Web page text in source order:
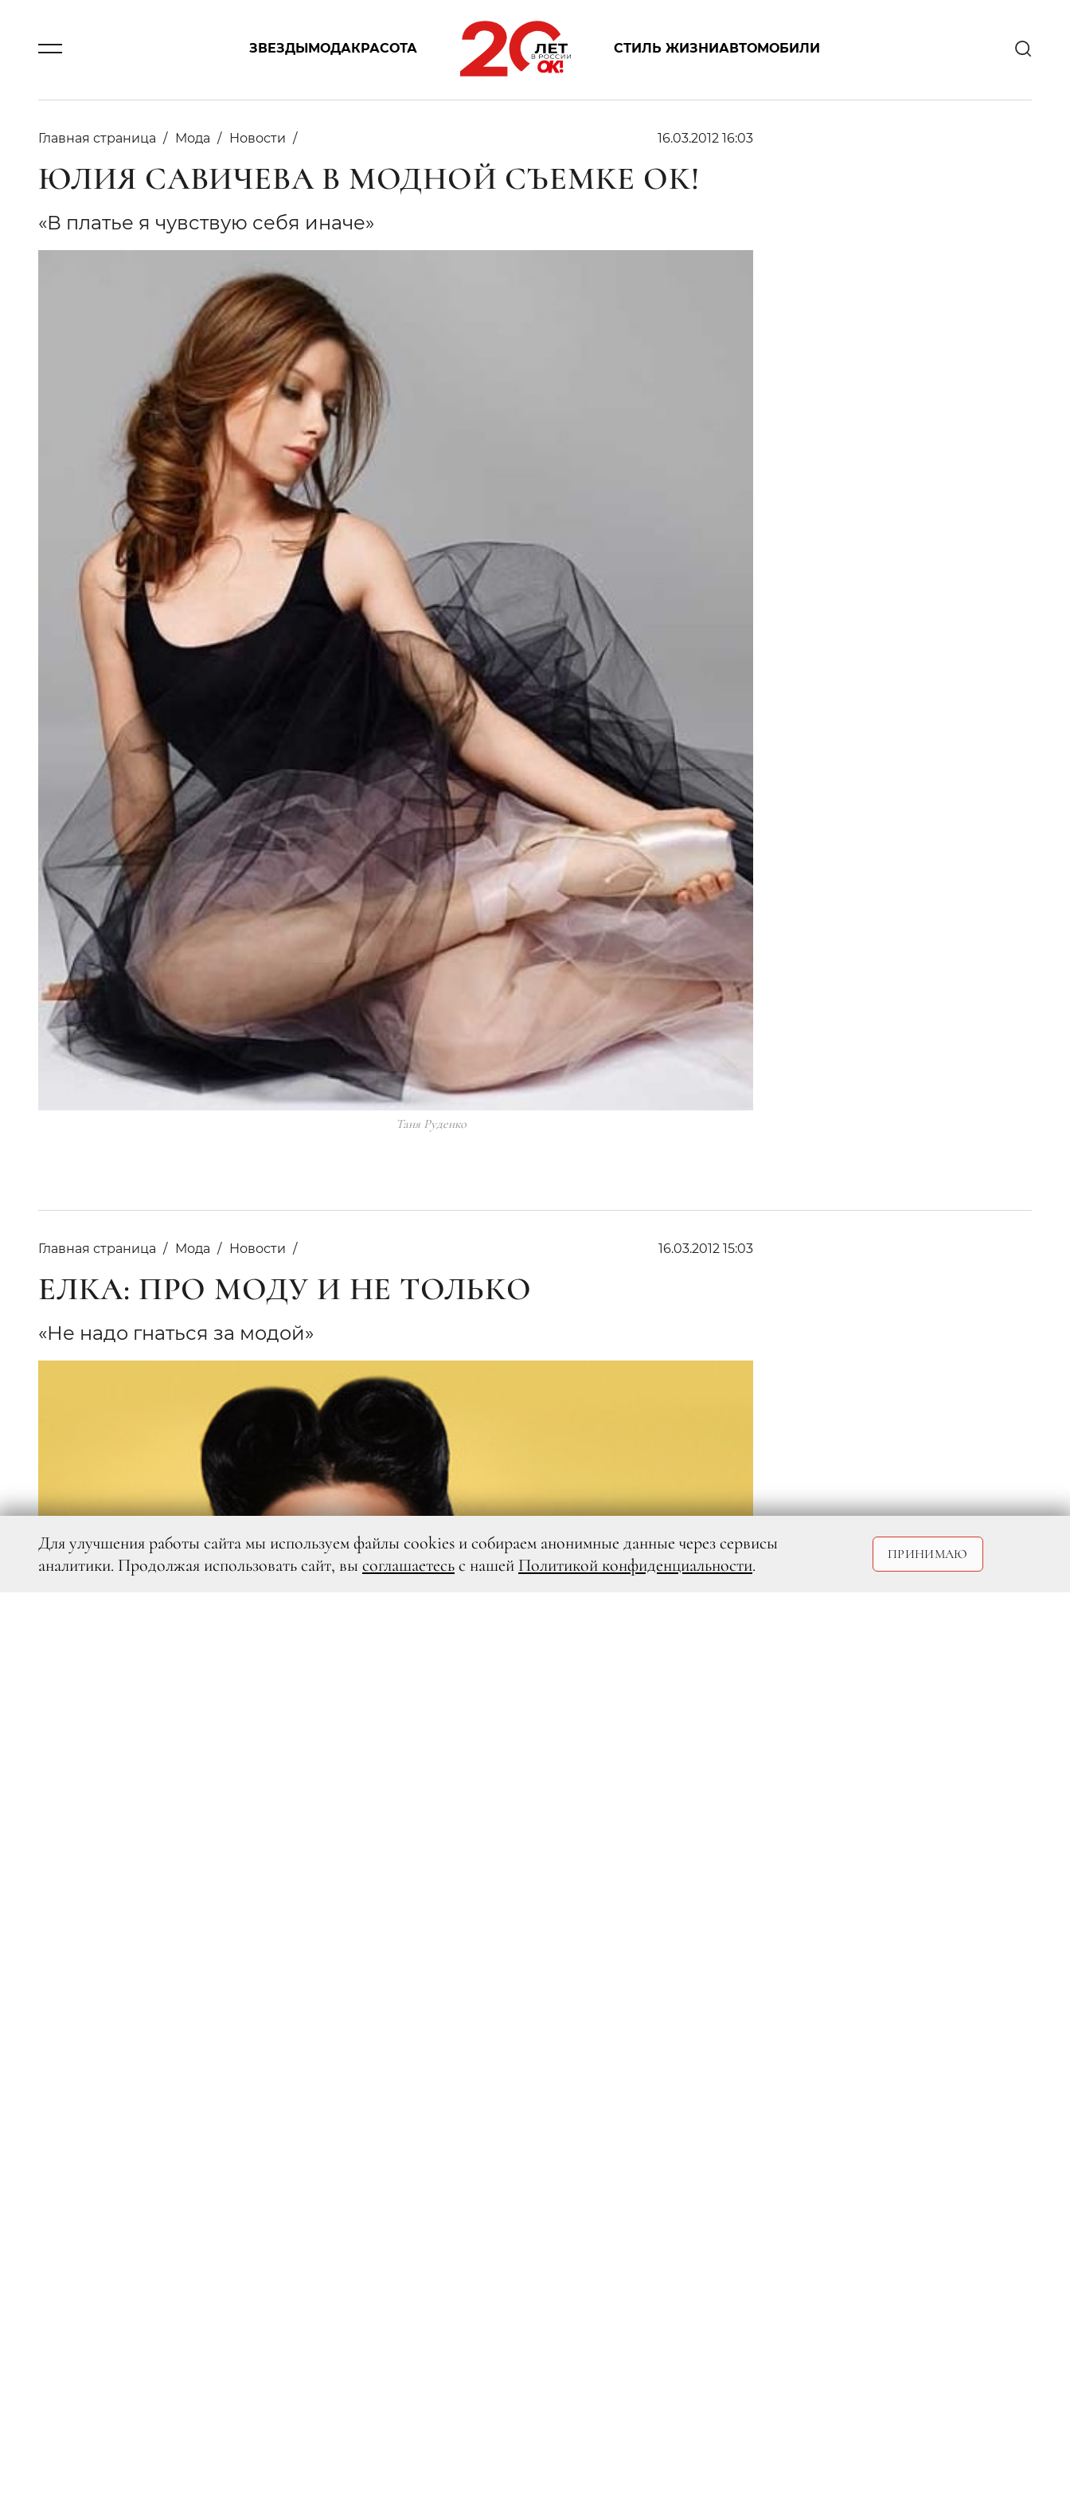
ЗВЕЗДЫМОДАКРАСОТА СТИЛЬ ЖИЗНИАВТОМОБИЛИ
Главная страница Мода Новости 16.03.2012 16:03
ЮЛИЯ САВИЧЕВА В МОДНОЙ СЪЕМКЕ ОК!
«В платье я чувcтвую себя иначе»
Таня Руденко
Главная страница Мода Новости 16.03.2012 15:03
ЕЛКА: ПРО МОДУ И НЕ ТОЛЬКО
«Не надо гнаться за модой»
Для улучшения работы сайта мы используем файлы cookies и собираем анонимные данные через сервисы
аналитики. Продолжая использовать сайт, вы соглашаетесьс нашей Политикой конфиденциальности.
ПРИНИМАЮ